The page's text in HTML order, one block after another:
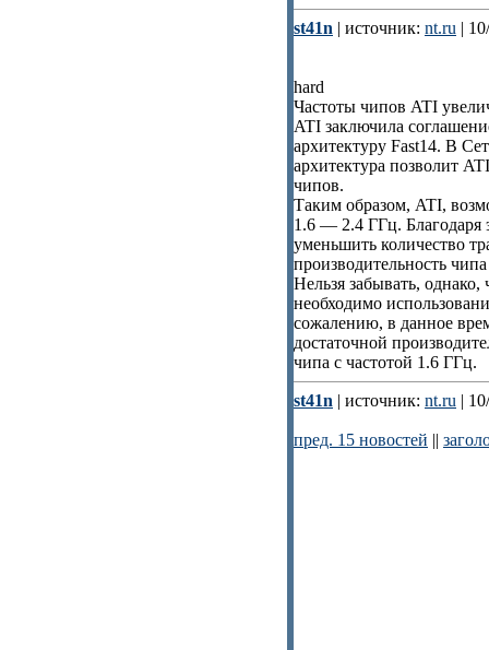
st41n | источник: nt.ru |
hard
Частоты чипов ATI
ATI заключила
архитектуру Fast14. В
архитектура позволит
чипов.
Таким образом, ATI,
1.6 — 2.4 ГГц. Благодаря
уменьшить количество
производительность
Нельзя забывать,
необходимо
сожалению, в данное
достаточной
чипа с частотой 1.6 ГГц.
st41n | источник: nt.ru |
пред. 15 новостей ||